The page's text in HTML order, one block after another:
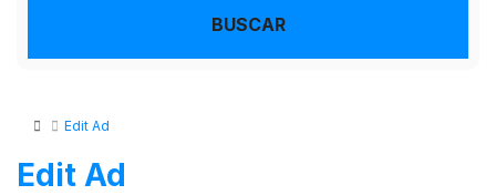
BUSCAR
Edit Ad
Edit Ad